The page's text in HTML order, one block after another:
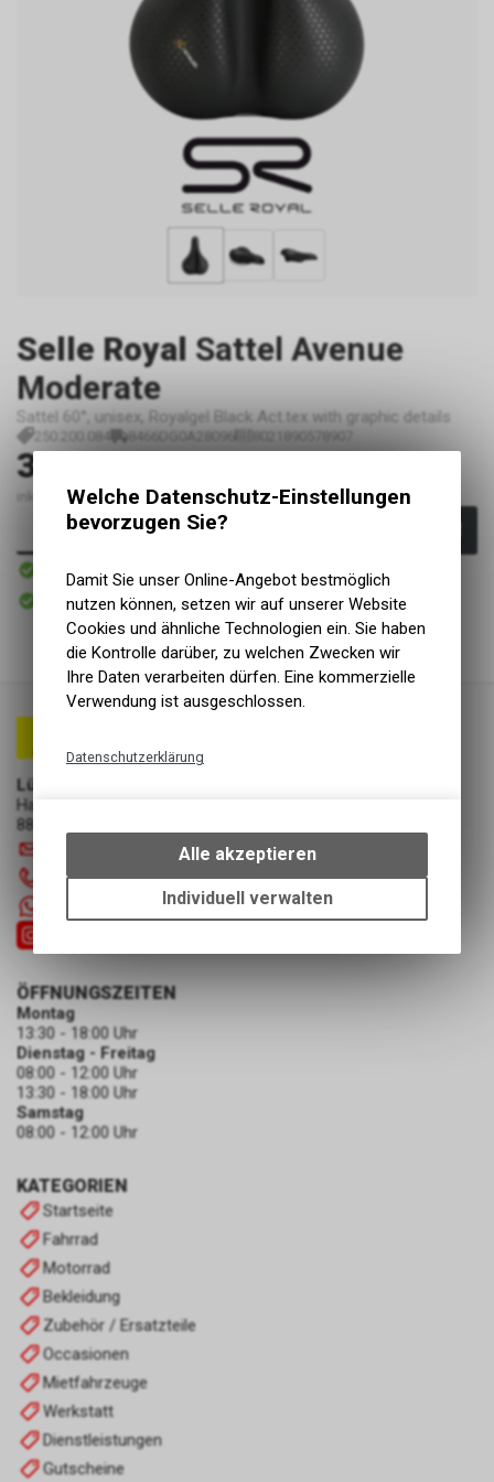
Selle Royal Sattel Avenue
Moderate
Sattel 60°, unisex, Royalgel Black Act.tex with graphic details
250.200.084 8466DG0A28096 8021890578907
39.90
inkl. MwSt., zzgl.Versandkosten
In den Warenkorb
Versand
Abholung Lüscher Motor- & Bike World
Lüscher Motor- & Bike World
Hauptstrasse 29a
8867 Niederurnen
055 610 31 31
KATEGORIEN
Startseite
Fahrrad
Motorrad
Bekleidung
Zubehör / Ersatzteile
Occasionen
Mietfahrzeuge
Werkstatt
Dienstleistungen
Gutscheine
ÖFFNUNGSZEITEN
Montag
13:30 - 18:00 Uhr
Dienstag - Freitag
08:00 - 12:00 Uhr
13:30 - 18:00 Uhr
Samstag
08:00 - 12:00 Uhr
Welche Datenschutz-Einstellungen
bevorzugen Sie?
Damit Sie unser Online-Angebot bestmöglich
nutzen können, setzen wir auf unserer Website
Cookies und ähnliche Technologien ein. Sie haben
die Kontrolle darüber, zu welchen Zwecken wir
Ihre Daten verarbeiten dürfen. Eine kommerzielle
Verwendung ist ausgeschlossen.
Datenschutzerklärung
bestimmte Interaktionen und
Einstellungen auf Ihrem Gerät,
um die grundlegenden
Funktionen unseres Online-
Alle akzeptieren
Individuell verwalten